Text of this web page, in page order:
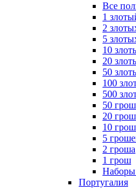
Все
1
2
5
10
20
50
100
500
50
20
10
5
2 гроша
1 грош
Португалия